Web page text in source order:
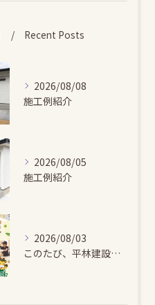
Recent Posts
2026/08/08
施工例紹介
2026/08/05
施工例紹介
2026/08/03
このたび、平林建設では、お子さまが木とふれあい・木について学...